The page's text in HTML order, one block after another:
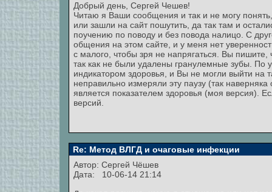
Добрый день, Сергей Чешев!
Читаю я Ваши сообщения и так и не могу
или зашли на сайт пошутить, да так там и
поучению по поводу и без повода налицо. С
общения на этом сайте, и у меня нет
с малого, чтобы зря не напрягаться. Вы
так как не были удалены гранулемные зубы. По
индикатором здоровья, и Вы не могли выйти на
неправильно измеряли эту паузу (так
является показателем здоровья (моя версия).
версий.
Re: Метод ВЛГД и очаговые инфекции
Автор: Сергей Чёшев
Дата: 10-06-14 21:14